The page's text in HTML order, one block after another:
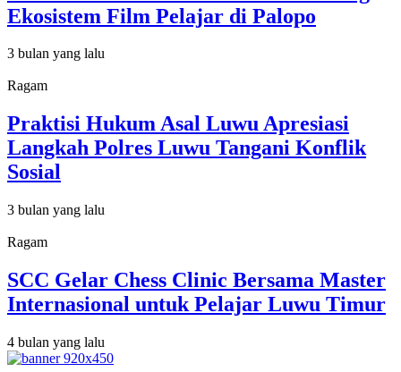
Ekosistem Film Pelajar di Palopo
3 bulan yang lalu
Ragam
Praktisi Hukum Asal Luwu Apresiasi
Langkah Polres Luwu Tangani Konflik
Sosial
3 bulan yang lalu
Ragam
SCC Gelar Chess Clinic Bersama Master
Internasional untuk Pelajar Luwu Timur
4 bulan yang lalu